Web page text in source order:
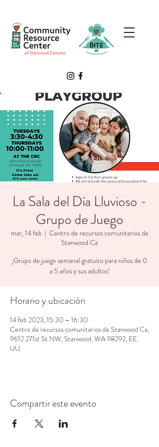
La Sala del Día Lluvioso -
Grupo de Juego
mar, 14 feb
  |
Centro de recursos comunitarios de
Stanwood Ca
¡Grupo de juego semanal gratuito para niños de 0
a 5 años y sus adultos!
Horario y ubicación
14 feb 2023, 15:30 – 16:30
Centro de recursos comunitarios de Stanwood Ca,
9612 271st St NW, Stanwood, WA 98292, EE.
UU.
Compartir este evento